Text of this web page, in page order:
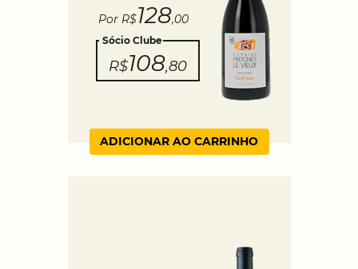
Por R$128,00
Sócio Clube
R$108,80
ADICIONAR AO CARRINHO